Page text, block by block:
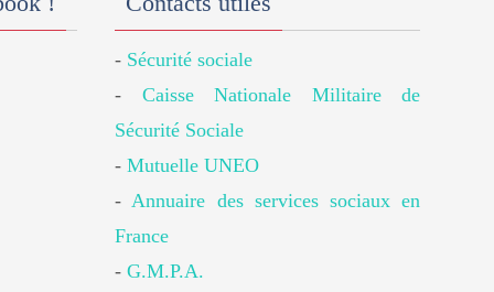
- Sécurité sociale
- Caisse Nationale Militaire de
Sécurité Sociale
-Mutuelle UNEO
-Annuaire des services sociaux en
France
-G.M.P.A.